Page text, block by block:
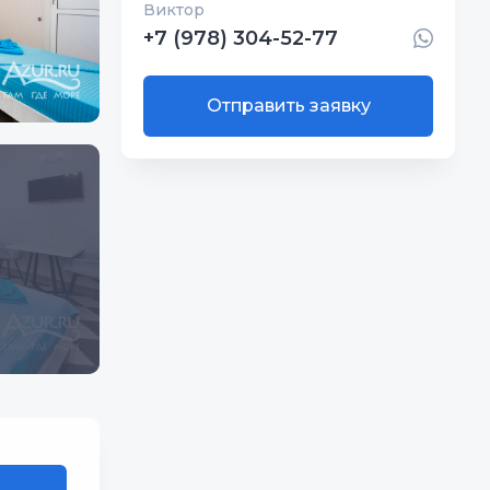
Виктор
+7 (978) 304-52-77
Отправить заявку